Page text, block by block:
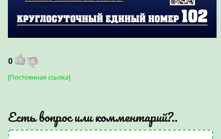
0
[Постоянная ссылка]
Есть вопрос или комментарий?..